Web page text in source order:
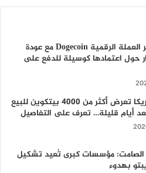
ارتفاع سعر العملة الرقمية Dogecoin مع عودة
حول اعتمادها كوسيلة للدفع على
حكومة أمريكا تعرض أكثر من 4000 بيتكوين للبيع
أيام قليلة… تعرف على التفاصيل
عام 2025 الصامت: مؤسسات كبرى تُعيد تشكيل
بهدوء